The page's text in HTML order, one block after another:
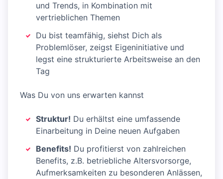
und Trends, in Kombination mit
vertrieblichen Themen
Du bist teamfähig, siehst Dich als
Problemlöser, zeigst Eigeninitiative und
legst eine strukturierte Arbeitsweise an den
Tag
Was Du von uns erwarten kannst
Struktur! Du erhältst eine umfassende
Einarbeitung in Deine neuen Aufgaben
Benefits! Du profitierst von zahlreichen
Benefits, z.B. betriebliche Altersvorsorge,
Aufmerksamkeiten zu besonderen Anlässen,